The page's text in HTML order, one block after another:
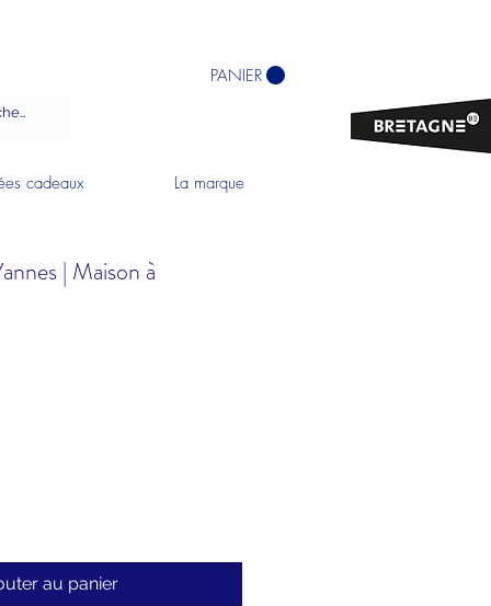
| Maison à
au panier
cadeaux La marque
PANIER